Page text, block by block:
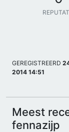
GEREGISTREERD
2014 14:51
Meest
fennazijp